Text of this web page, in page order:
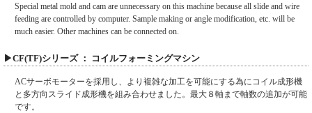
Special metal mold and cam are unnecessary on this machine because all slide and wire
feeding are controlled by computer. Sample making or angle modification, etc. will be
much easier. Other machines can be connected on.
▶CF(TF)シリーズ ： コイルフォーミングマシン
ACサーボモーターを採用し、より複雑な加工を可能にする為にコイル成形機
と多方向スライド成形機を組み合わせました。最大８軸まで軸数の追加が可能
です。